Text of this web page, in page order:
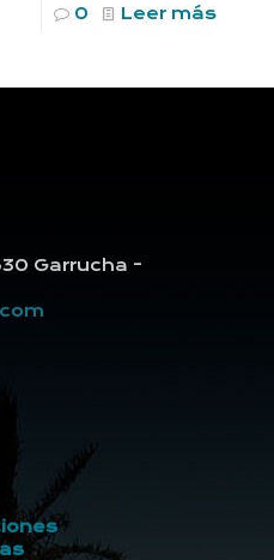
0 Leer más
Garrucha -